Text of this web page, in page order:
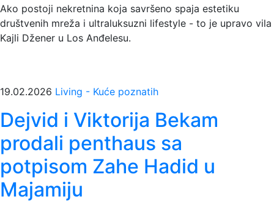
Ako postoji nekretnina koja savršeno spaja estetiku
društvenih mreža i ultraluksuzni lifestyle - to je upravo vila
Kajli Džener u Los Anđelesu.
19.02.2026 Living - Kuće poznatih
Dejvid i Viktorija Bekam
prodali penthaus sa
potpisom Zahe Hadid u
Majamiju